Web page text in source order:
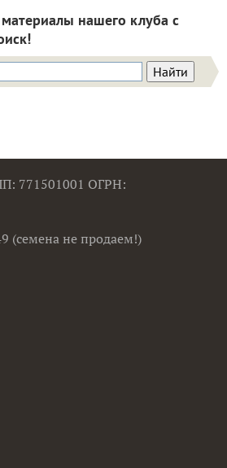
нашего клуба с
771501001 ОГРН:
(семена не продаем!)